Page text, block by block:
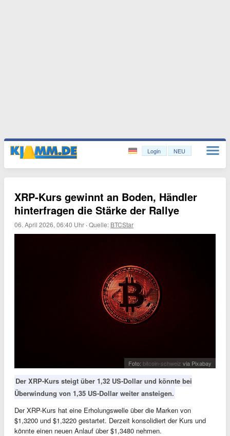
Login NEU
XRP-Kurs gewinnt an Boden, Händler
hinterfragen die Stärke der Rallye
06. April 2026, 06:40 Uhr ·Quelle: BTCStar
Foto: bitcoin-schweiz via Pixabay
Der XRP-Kurs steigt über 1,32 US-Dollar und könnte bei
Überwindung von 1,35 US-Dollar weiter ansteigen.
Der XRP-Kurs hat eine Erholungswelle über die Marken von
$1,3200 und $1,3220 gestartet. Derzeit konsolidiert der Kurs und
könnte einen neuen Anlauf über $1,3480 nehmen.